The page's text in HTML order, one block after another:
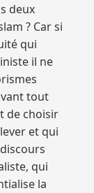
deux
? Car si
qui
il ne
tout
de choisir
et qui
qui
la